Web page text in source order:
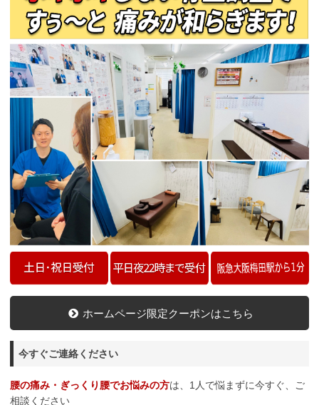
ホームページ限定クーポンはこちら
今すぐご連絡ください
腰の痛み・ぎっくり腰でお悩みの方は、1人で悩まずに今すぐ、ご
相談ください